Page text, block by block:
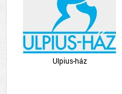
Ulpius-ház